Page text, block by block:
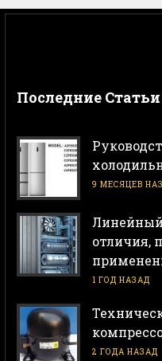
Последние Статьи
9 МЕСЯЦЕВ
Линейный
отличия,
1 ГОД НАЗАД
2 ГОДА НАЗАД